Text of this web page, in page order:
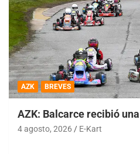
AZK BREVES
AZK: Balcarce recibió
4 agosto, 2026 E-Kart